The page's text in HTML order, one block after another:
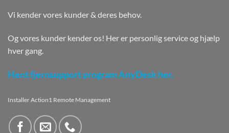
Vi kender vores kunder & deres behov.
Og vores kunder kender os! Her er personlig service og hjælp
hver gang.
Hent fjernsupport program AnyDesk her.
Installer Action1 Remote Management